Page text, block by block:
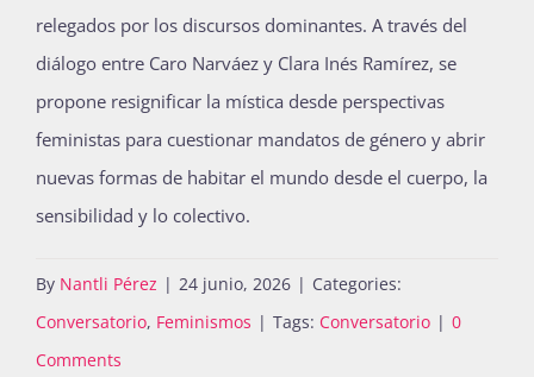
relegados por los discursos dominantes. A través del
diálogo entre Caro Narváez y Clara Inés Ramírez, se
propone resignificar la mística desde perspectivas
feministas para cuestionar mandatos de género y abrir
nuevas formas de habitar el mundo desde el cuerpo, la
sensibilidad y lo colectivo.
By Nantli Pérez | 24 junio, 2026 | Categories:
Conversatorio, Feminismos | Tags: Conversatorio | 0
Comments